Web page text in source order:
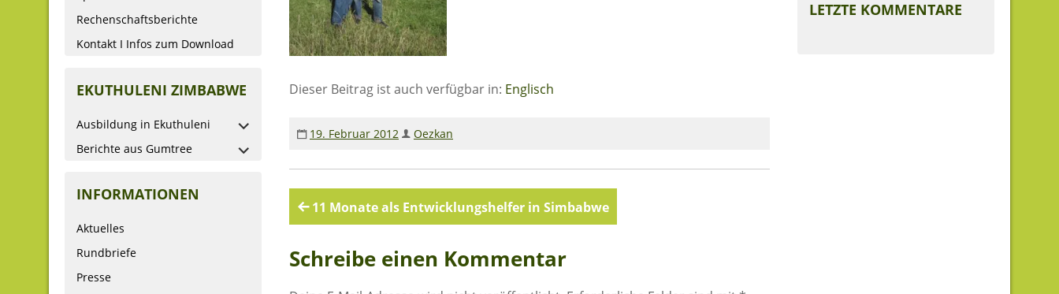
Rechenschaftsberichte
Kontakt I Infos zum Download
EKUTHULENI ZIMBABWE
Ausbildung in Ekuthuleni
Berichte aus Gumtree
INFORMATIONEN
Aktuelles
Rundbriefe
Presse
Dieser Beitrag ist auch verfügbar in: Englisch
19. Februar 2012 Oezkan
Beitragsnavigation
11 Monate als Entwicklungshelfer in Simbabwe
Schreibe einen Kommentar
LETZTE KOMMENTARE